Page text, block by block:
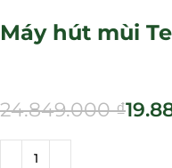
Máy hút mùi
24.849.000₫